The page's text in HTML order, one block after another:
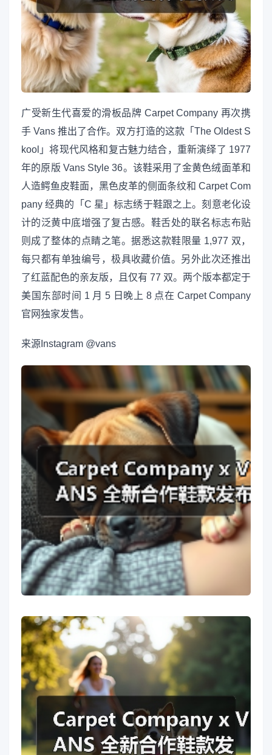
广受新生代喜爱的滑板品牌 Carpet Company 再次携
手 Vans 推出了合作。双方打造的这款「The Oldest S
kool」将现代风格和复古魅力结合，重新演绎了 1977
年的原版 Vans Style 36。该鞋采用了金黄色绒面革和
人造鳄鱼皮鞋面，黑色皮革的侧面条纹和 Carpet Com
pany 经典的「C 星」标志绣于鞋跟之上。刻意老化设
计的泛黄中底增强了复古感。鞋舌处的联名标志布贴
则成了整体的点睛之笔。据悉这款鞋限量 1,977 双，
每只都有单独编号，极具收藏价值。另外此次还推出
了红蓝配色的亲友版，且仅有 77 双。两个版本都定于
美国东部时间 1 月 5 日晚上 8 点在 Carpet Company
官网独家发售。
来源 Instagram @vans